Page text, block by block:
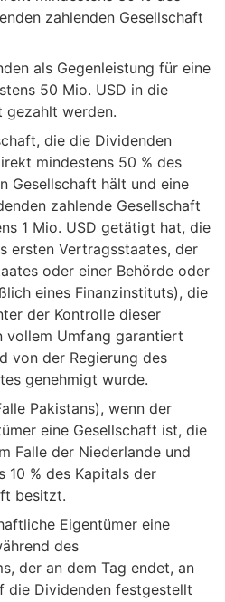
zahlenden Gesellschaft
als Gegenleistung für eine
50 Mio. USD in die
gezahlt werden.
die die Dividenden
mindestens 50 % des
Gesellschaft hält und eine
zahlende Gesellschaft
1 Mio. USD getätigt hat, die
ersten Vertragsstaates, der
oder einer Behörde oder
eines Finanzinstituts), die
der Kontrolle dieser
vollem Umfang garantiert
von der Regierung des
genehmigt wurde.
Pakistans), wenn der
eine Gesellschaft ist, die
Falle der Niederlande und
10 % des Kapitals der
besitzt.
Eigentümer eine
des
der an dem Tag endet, an
die Dividenden festgestellt